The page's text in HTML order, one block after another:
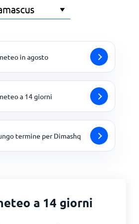
in agosto
a 14 giorni
termine per Dimashq
a 14 giorni